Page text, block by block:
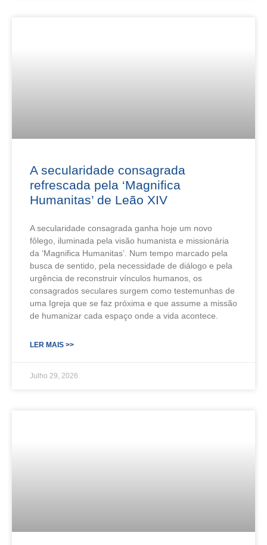
A secularidade consagrada
refrescada pela ‘Magnifica
Humanitas’ de Leão XIV
A secularidade consagrada ganha hoje um novo
fôlego, iluminada pela visão humanista e missionária
da ‘Magnifica Humanitas’. Num tempo marcado pela
busca de sentido, pela necessidade de diálogo e pela
urgência de reconstruir vínculos humanos, os
consagrados seculares surgem como testemunhas de
uma Igreja que se faz próxima e que assume a missão
de humanizar cada espaço onde a vida acontece.
LER MAIS >>
Julho 29, 2026